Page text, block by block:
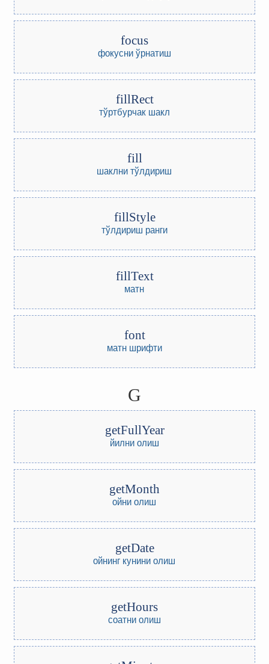
focus
фокусни ўрнатиш
fillRect
тўртбурчак шакл
fill
шаклни тўлдириш
fillStyle
тўлдириш ранги
fillText
матн
font
матн шрифти
G
getFullYear
йилни олиш
getMonth
ойни олиш
getDate
ойнинг кунини олиш
getHours
соатни олиш